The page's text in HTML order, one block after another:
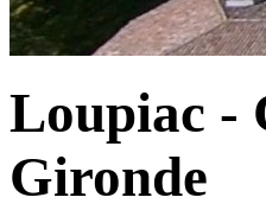
Loupiac -
Gironde